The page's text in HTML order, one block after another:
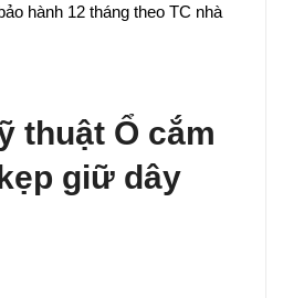
hành 12 tháng theo TC nhà
thuật Ổ cắm
giữ dây